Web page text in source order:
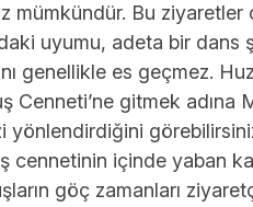
mümkündür. Bu
uyumu, adeta bir dans
genellikle es geçmez.
Cenneti’ne gitmek
yönlendirdiğini
cennetinin içinde yaban
göç zamanları